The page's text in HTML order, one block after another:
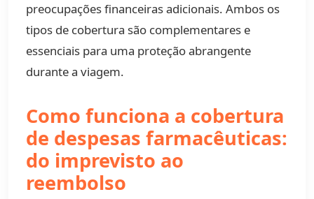
preocupações financeiras adicionais. Ambos os
tipos de cobertura são complementares e
essenciais para uma proteção abrangente
durante a viagem.
Como funciona a cobertura
de despesas farmacêuticas:
do imprevisto ao
reembolso